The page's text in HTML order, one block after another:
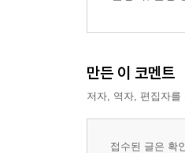
만든 이 코멘트
저자, 역자, 편집자
접수된 글은 확